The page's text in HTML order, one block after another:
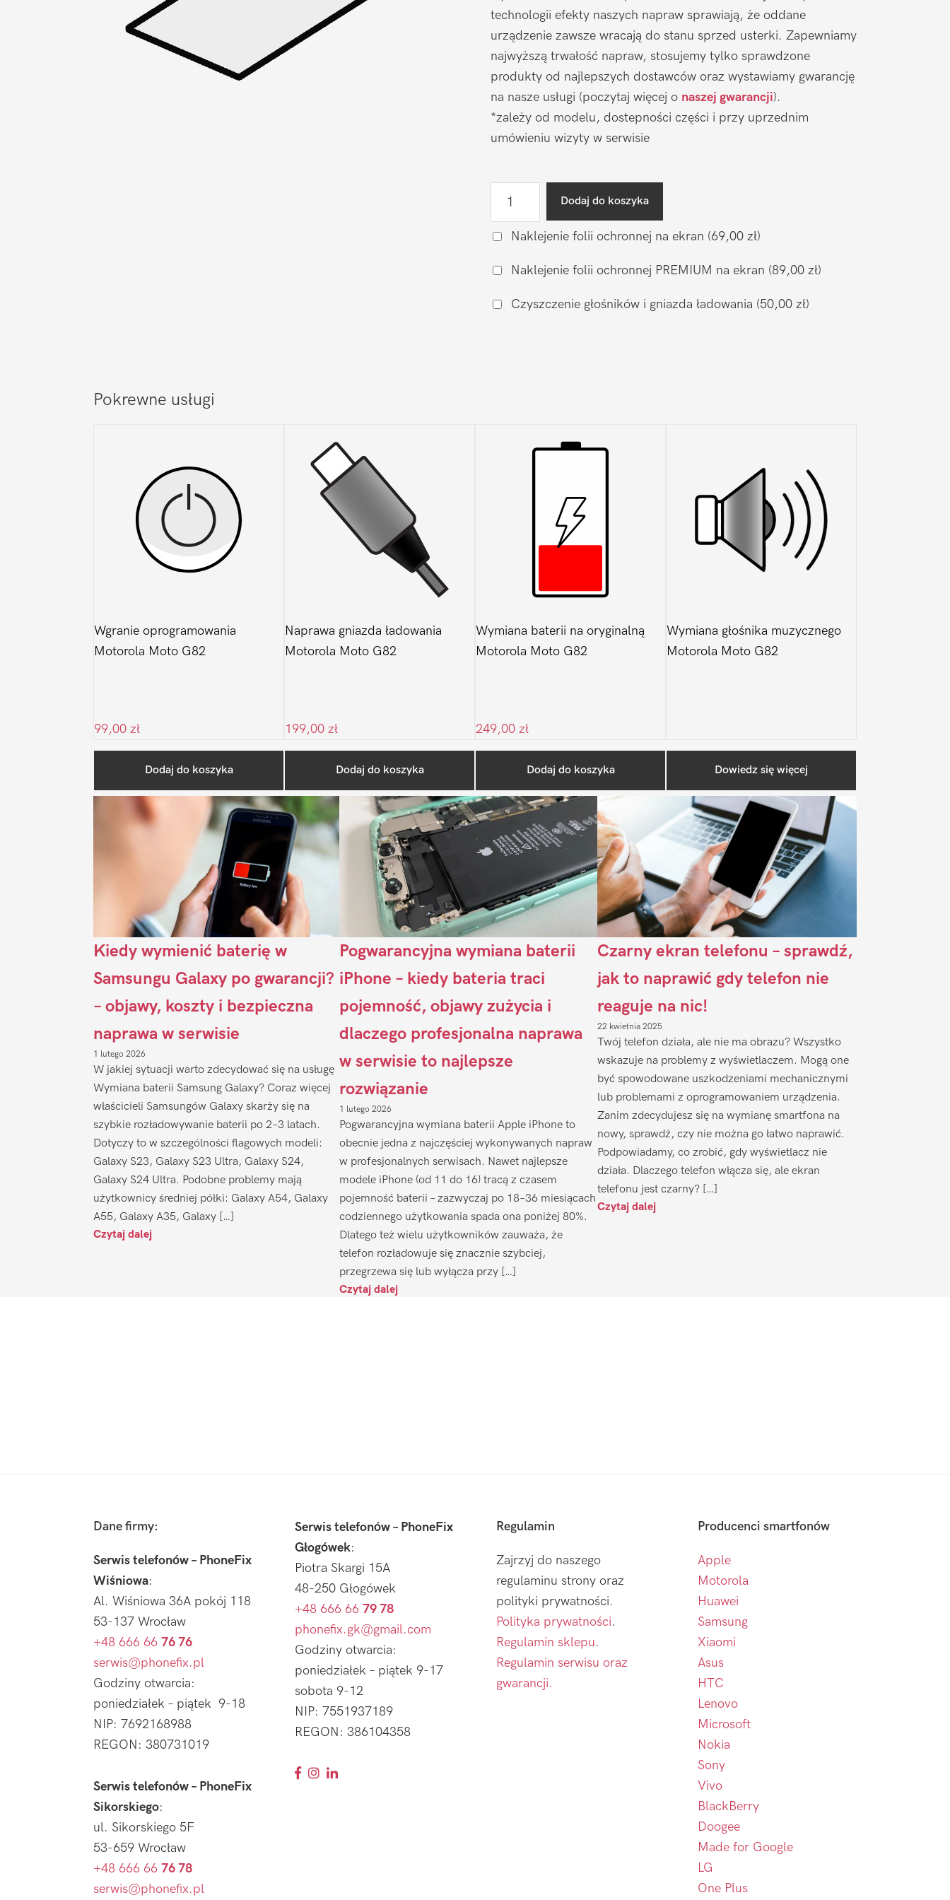
technologii efekty naszych napraw sprawiają, że oddane
urządzenie zawsze wracają do stanu sprzed usterki. Zapewniamy
najwyższą trwałość napraw, stosujemy tylko sprawdzone
produkty od najlepszych dostawców oraz wystawiamy gwarancję
na nasze usługi (poczytaj więcej o naszej gwarancji).
*zależy od modelu, dostepności części i przy uprzednim
umówieniu wizyty w serwisie
szkiełka
Motorola
Dodaj do koszyka
Naklejenie folii ochronnej na ekran (69,00 zł)
Naklejenie folii ochronnej PREMIUM na ekran (89,00 zł)
Czyszczenie głośników i gniazda ładowania (50,00 zł)
Pokrewne usługi
Wgranie oprogramowania
Motorola Moto G82
99,00 zł
Dodaj do koszyka
Naprawa gniazda ładowania
Motorola Moto G82
199,00 zł
Dodaj do koszyka
Wymiana baterii na oryginalną
Motorola Moto G82
249,00 zł
Dodaj do koszyka
Wymiana głośnika muzycznego
Motorola Moto G82
Dowiedz się więcej
Sidebar
Ostatnio na blogu
Kiedy wymienić baterię w
Samsungu Galaxy po gwarancji?
– objawy, koszty i bezpieczna
naprawa w serwisie
1 lutego 2026
W jakiej sytuacji warto zdecydować się na usługę
Wymiana baterii Samsung Galaxy? Coraz więcej
właścicieli Samsungów Galaxy skarży się na
szybkie rozładowywanie baterii po 2–3 latach.
Dotyczy to w szczególności flagowych modeli:
Galaxy S23, Galaxy S23 Ultra, Galaxy S24,
Galaxy S24 Ultra. Podobne problemy mają
użytkownicy średniej półki: Galaxy A54, Galaxy
A55, Galaxy A35, Galaxy […]
Czytaj dalej
Pogwarancyjna wymiana baterii
iPhone – kiedy bateria traci
pojemność, objawy zużycia i
dlaczego profesjonalna naprawa
w serwisie to najlepsze
rozwiązanie
1 lutego 2026
Pogwarancyjna wymiana baterii Apple iPhone to
obecnie jedna z najczęściej wykonywanych napraw
w profesjonalnych serwisach. Nawet najlepsze
modele iPhone (od 11 do 16) tracą z czasem
pojemność baterii – zazwyczaj po 18–36 miesiącach
codziennego użytkowania spada ona poniżej 80%.
Dlatego też wielu użytkowników zauważa, że
telefon rozładowuje się znacznie szybciej,
przegrzewa się lub wyłącza przy […]
Czytaj dalej
Czarny ekran telefonu – sprawdź,
jak to naprawić gdy telefon nie
reaguje na nic!
22 kwietnia 2025
Twój telefon działa, ale nie ma obrazu? Wszystko
wskazuje na problemy z wyświetlaczem. Mogą one
być spowodowane uszkodzeniami mechanicznymi
lub problemami z oprogramowaniem urządzenia.
Zanim zdecydujesz się na wymianę smartfona na
nowy, sprawdź, czy nie można go łatwo naprawić.
Podpowiadamy, co zrobić, gdy wyświetlacz nie
działa. Dlaczego telefon włącza się, ale ekran
telefonu jest czarny? […]
Czytaj dalej
Dane firmy:
Serwis telefonów – PhoneFix
Wiśniowa:
Al. Wiśniowa 36A pokój 118
53-137 Wrocław
+48 666 66 76 76
serwis@phonefix.pl
Godziny otwarcia:
poniedziałek – piątek 9-18
NIP: 7692168988
REGON: 380731019
Serwis telefonów – PhoneFix
Sikorskiego:
ul. Sikorskiego 5F
53-659 Wrocław
+48 666 66 76 78
serwis@phonefix.pl
Serwis telefonów – PhoneFix
Głogówek:
Piotra Skargi 15A
48-250 Głogówek
+48 666 66 79 78
phonefix.gk@gmail.com
Godziny otwarcia:
poniedziałek – piątek 9-17
sobota 9-12
NIP: 7551937189
REGON: 386104358
Regulamin
Zajrzyj do naszego
regulaminu strony oraz
polityki prywatności.
Polityka prywatności.
Regulamin sklepu.
Regulamin serwisu oraz
gwarancji.
Producenci smartfonów
Apple
Motorola
Huawei
Samsung
Xiaomi
Asus
HTC
Lenovo
Microsoft
Nokia
Sony
Vivo
BlackBerry
Doogee
Made for Google
LG
One Plus